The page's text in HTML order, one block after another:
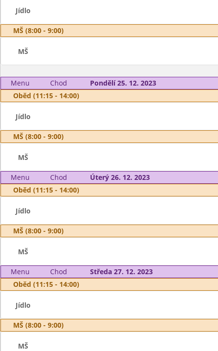
Jídlo
MŠ (8:00 - 9:00)
MŠ
Menu Chod
Pondělí 25. 12. 2023
Oběd (11:15 - 14:00)
Jídlo
MŠ (8:00 - 9:00)
MŠ
Menu Chod
Úterý 26. 12. 2023
Oběd (11:15 - 14:00)
Jídlo
MŠ (8:00 - 9:00)
MŠ
Menu Chod
Středa 27. 12. 2023
Oběd (11:15 - 14:00)
Jídlo
MŠ (8:00 - 9:00)
MŠ